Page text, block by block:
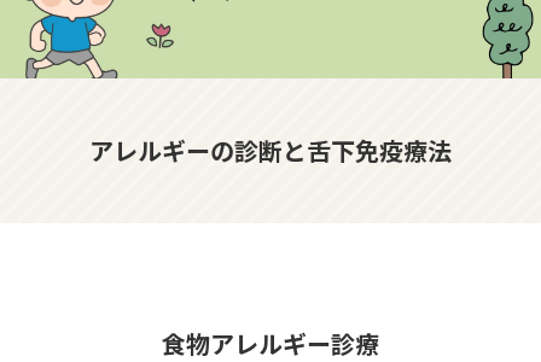
アレルギーの診断と舌下免疫療法
食物アレルギー診療